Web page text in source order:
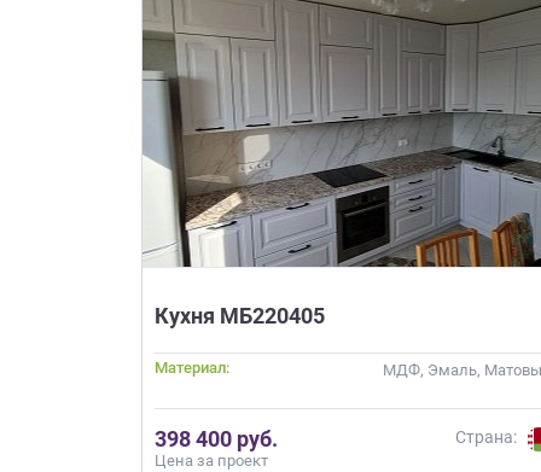
Кухня МБ220405
Материал: МДФ, Эмаль,
398 400 руб.
Цена за проект
Страна: